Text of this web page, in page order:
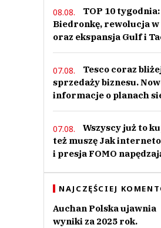
08.08.
TOP 10
Biedronkę, rewolucja
oraz ekspansja Gulf i
07.08.
Tesco coraz
sprzedaży biznesu.
informacje o planach
07.08.
Wszyscy już to
też muszę Jak
i presja FOMO
NAJCZĘŚCIEJ
Auchan Polska ujawnia
wyniki za 2025 rok.